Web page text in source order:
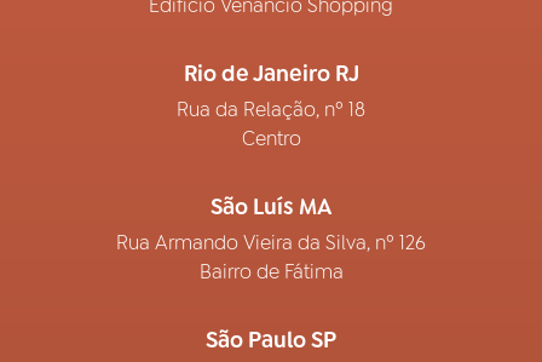
Edifício Venâncio Shopping
Rio de Janeiro RJ
Rua da Relação, nº 18
Centro
São Luís MA
Rua Armando Vieira da Silva, nº 126
Bairro de Fátima
São Paulo SP